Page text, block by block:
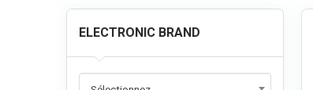
ELECTRONIC BRAND